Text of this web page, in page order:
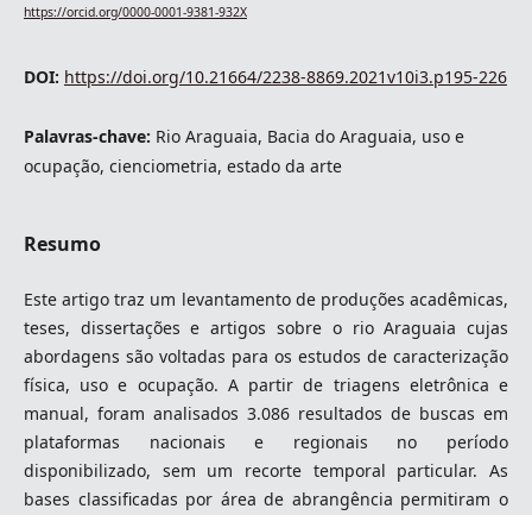
https://orcid.org/0000-0001-9381-932X
DOI: https://doi.org/10.21664/2238-8869.2021v10i3.p195-226
Palavras-chave: Rio Araguaia, Bacia do Araguaia, uso e
ocupação, cienciometria, estado da arte
Resumo
Este artigo traz um levantamento de produções acadêmicas,
teses, dissertações e artigos sobre o rio Araguaia cujas
abordagens são voltadas para os estudos de caracterização
física, uso e ocupação. A partir de triagens eletrônica e
manual, foram analisados 3.086 resultados de buscas em
plataformas nacionais e regionais no período
disponibilizado, sem um recorte temporal particular. As
bases classificadas por área de abrangência permitiram o